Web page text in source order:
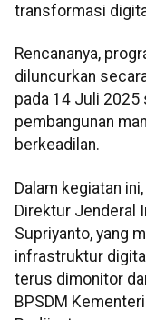
transformasi
Rencananya,
diluncurkan
pada 14 Juli 2025
pembangunan
berkeadilan.
Dalam kegiatan
Direktur Jenderal
Supriyanto, yang
infrastruktur
terus dimonitor
BPSDM